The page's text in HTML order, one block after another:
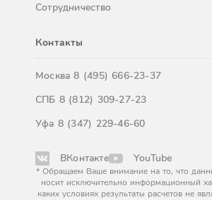
Сотрудничество
Контакты
Москва8 (495) 666-23-37
СПБ 8 (812) 309-27-23
Уфа 8 (347) 229-46-60
ВКонтакте YouTube
* Обращаем Ваше внимание на то, что
носит исключительно информационный
каких условиях результаты расчетов не